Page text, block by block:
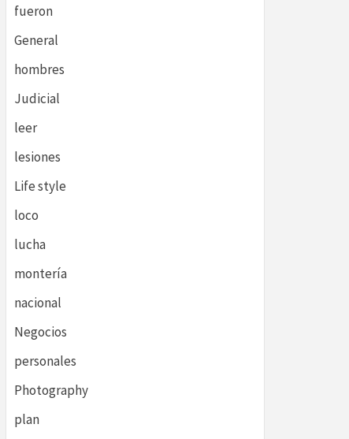
fueron
General
hombres
Judicial
leer
lesiones
Life style
loco
lucha
montería
nacional
Negocios
personales
Photography
plan